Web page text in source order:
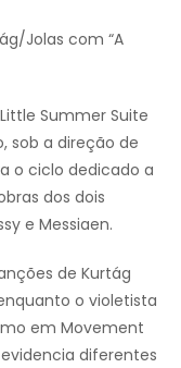
Jolas com “A
Summer Suite
sob a direção de
o ciclo dedicado a
dos dois
e Messiaen.
de Kurtág
o violetista
em Movement
diferentes